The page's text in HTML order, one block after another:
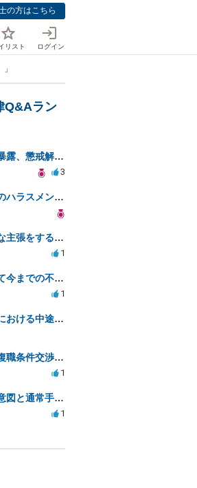
の方はこちら
リスト ログイン
Q&Aラン
年上部下による給与情報暴露、懲戒解雇は可能ですか？
3
採用時の申告ミスと上司のハラスメント、事前対応は？
弁護士が裁判中に不十分な主張をすることの影響について
1
現職を退職するにあたって今までの不法な部分の慰謝料等は請求できるのか。
1
芸能事務所との専属契約における中途解約時の違約金について相談したいです
地位確認訴訟の勝訴後、復職条件交渉と嫌がらせ対策について
1
裁判官の反論機会提供の意図と通常手続きの違いは？
1